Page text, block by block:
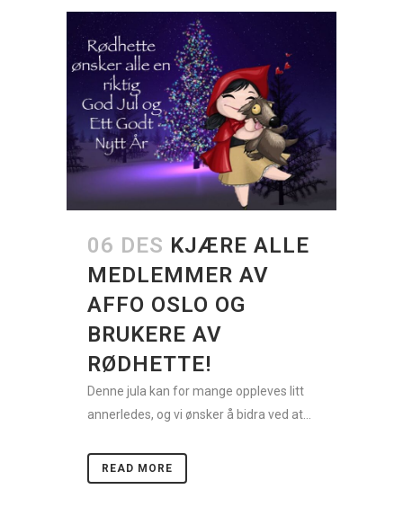
06 DES KJÆRE ALLE
MEDLEMMER AV
AFFO OSLO OG
BRUKERE AV
RØDHETTE!
Denne jula kan for mange oppleves litt
annerledes, og vi ønsker å bidra ved at...
READ MORE